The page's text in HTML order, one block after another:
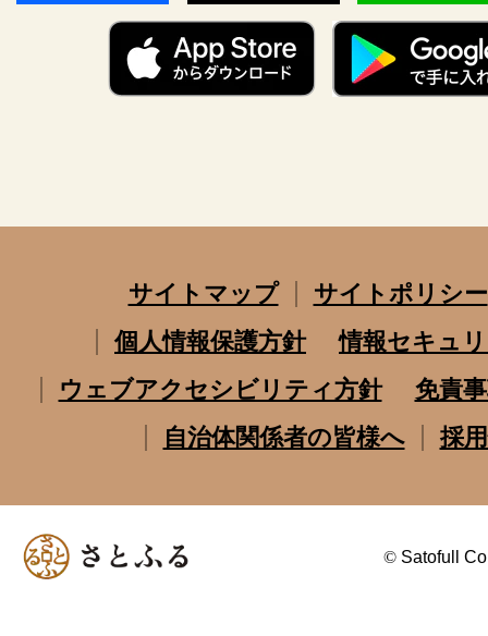
サイトマップ
サイトポリシー
個人情報保護方針
情報セキュ
ウェブアクセシビリティ方針
免責
自治体関係者の皆様へ
採
© Satofull